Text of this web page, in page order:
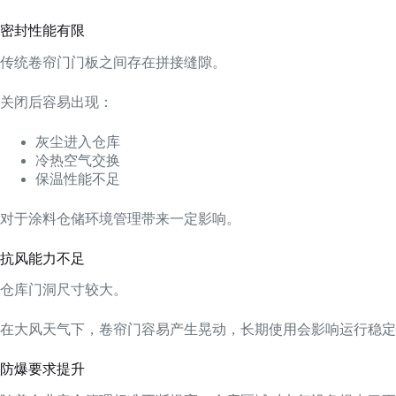
密封性能有限
传统卷帘门门板之间存在拼接缝隙。
关闭后容易出现：
灰尘进入仓库
冷热空气交换
保温性能不足
对于涂料仓储环境管理带来一定影响。
抗风能力不足
仓库门洞尺寸较大。
在大风天气下，卷帘门容易产生晃动，长期使用会影响运行稳
防爆要求提升